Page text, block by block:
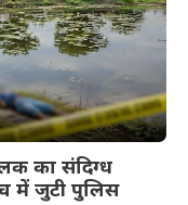
का संदिग्ध
में जुटी पुलिस